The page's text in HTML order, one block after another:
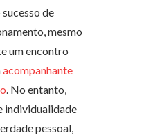
de
mesmo
um encontro
acompanhante
. No entanto,
individualidade
pessoal,